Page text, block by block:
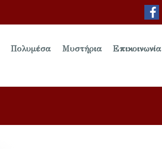
Πολυμέσα Μυστήρια Επικοινωνία